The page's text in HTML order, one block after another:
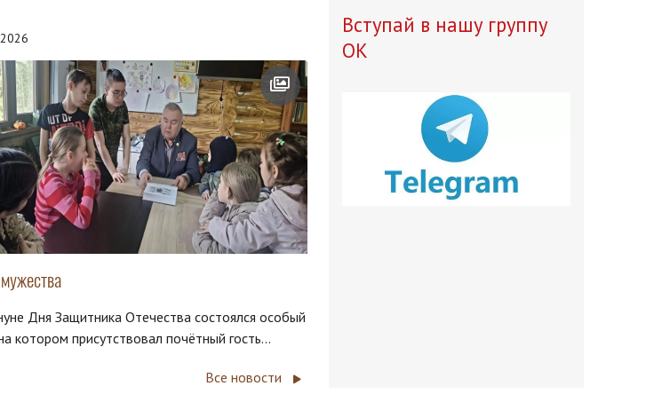
Дня Защитника Отечества состоялся особый
котором присутствовал почётный гость...
Все новости
Вступай в нашу группу
ОК